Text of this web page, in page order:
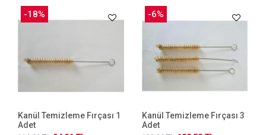
-18%
Kanül Temizleme Fırçası 1
Adet
-6%
Kanül Temizleme Fırçası 3
Adet